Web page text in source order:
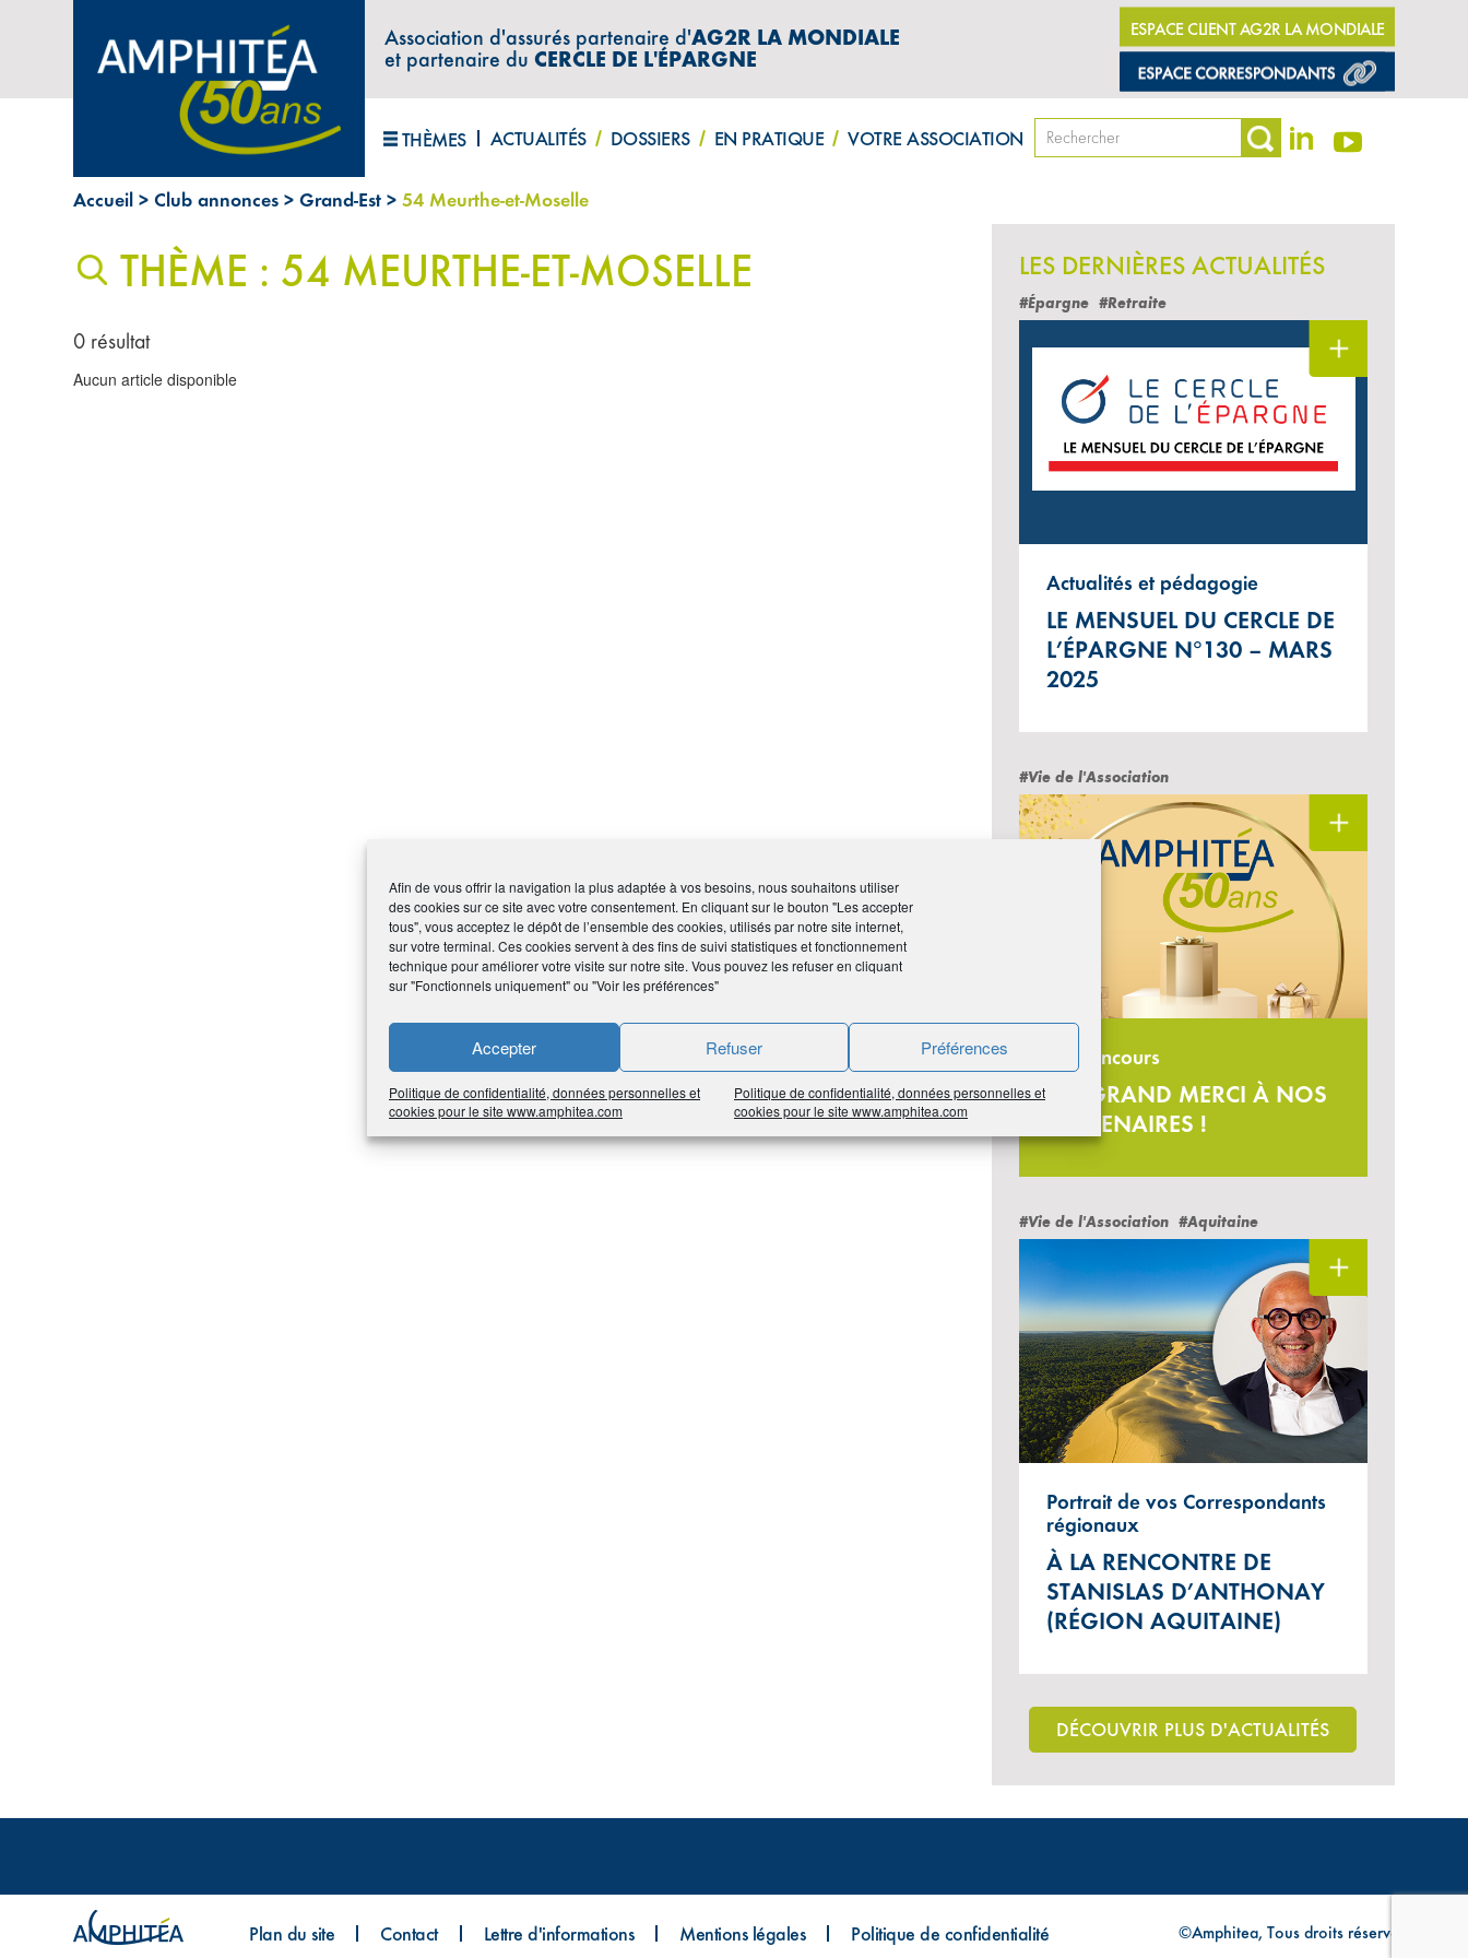
Afin de vous offrir la navigation la plus adaptée à vos besoins, nous souhaitons utiliser
des cookies sur ce site avec votre consentement. En cliquant sur le bouton "Les accepter
tous", vous acceptez le dépôt de l’ensemble des cookies, utilisés par notre site internet,
sur votre terminal. Ces cookies servent à des fins de suivi statistiques et fonctionnement
technique pour améliorer votre visite sur notre site. Vous pouvez les refuser en cliquant
sur "Fonctionnels uniquement" ou "Voir les préférences"
Accepter Refuser Préférences
Politique de confidentialité, données personnelles et
cookies pour le site www.amphitea.com
Politique de confidentialité, données personnelles et
cookies pour le site www.amphitea.com
Association d'assurés partenaire d'AG2R LA MONDIALE
et partenaire duCERCLE DE L'ÉPARGNE
ESPACE CLIENT AG2R LA MONDIALE
THÈMES ACTUALITÉS DOSSIERS EN PRATIQUE VOTRE ASSOCIATION
Accueil > Club annonces > Grand-Est > 54 Meurthe-et-Moselle
THÈME : 54 MEURTHE-ET-MOSELLE
0 résultat
Aucun article disponible
LES DERNIÈRES ACTUALITÉS
#Épargne #Retraite
Actualités et pédagogie
LE MENSUEL DU CERCLE DE
L’ÉPARGNE N°130 – MARS
2025
#Vie de l'Association
Jeu-concours
UN GRAND MERCI À NOS
PARTENAIRES !
#Vie de l'Association #Aquitaine
Portrait de vos Correspondants
régionaux
À LA RENCONTRE DE
STANISLAS D’ANTHONAY
(RÉGION AQUITAINE)
DÉCOUVRIR PLUS D'ACTUALITÉS
Plan du site Contact Lettre d'informations Mentions légales Politique de confidentialité ©Amphitea, Tous droits réservés